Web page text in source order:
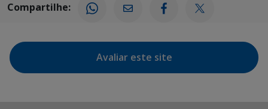
Compartilhe:
Avaliar este site